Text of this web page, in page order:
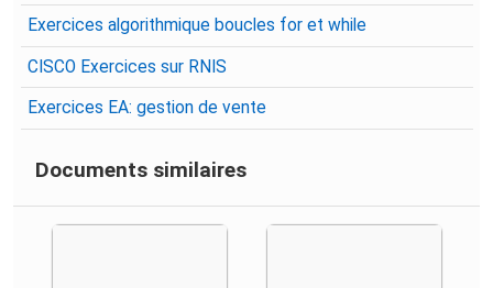
Exercices algorithmique boucles for et while
CISCO Exercices sur RNIS
Exercices EA: gestion de vente
Documents similaires